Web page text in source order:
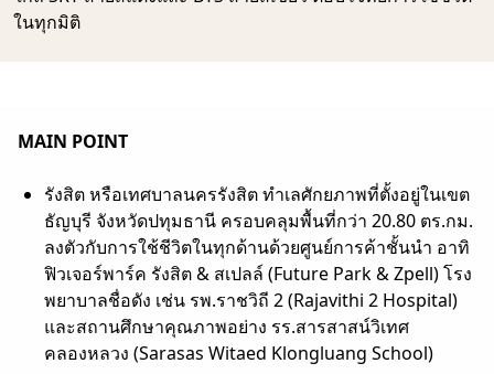
ในทุกมิติ
MAIN POINT
รังสิต หรือเทศบาลนครรังสิต ทำเลศักยภาพที่ตั้งอยู่ในเขต
ธัญบุรี จังหวัดปทุมธานี ครอบคลุมพื้นที่กว่า 20.80 ตร.กม.
ลงตัวกับการใช้ชีวิตในทุกด้านด้วยศูนย์การค้าชั้นนำ อาทิ
ฟิวเจอร์พาร์ค รังสิต & สเปลล์ (Future Park & Zpell) โรง
พยาบาลชื่อดัง เช่น รพ.ราชวิถี 2 (Rajavithi 2 Hospital)
และสถานศึกษาคุณภาพอย่าง รร.สารสาสน์วิเทศ
คลองหลวง (Sarasas Witaed Klongluang School)